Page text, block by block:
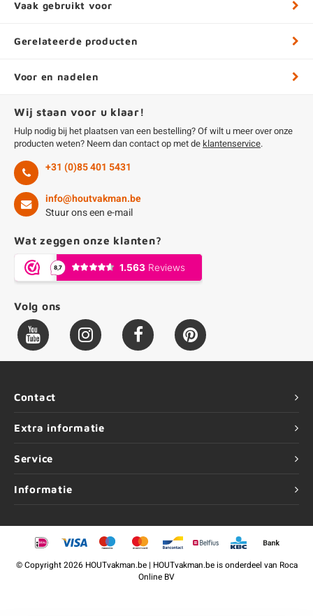
Vaak gebruikt voor
Gerelateerde producten
Voor en nadelen
Wij staan voor u klaar!
Hulp nodig bij het plaatsen van een bestelling? Of wilt u meer over onze
producten weten? Neem dan contact op met de klantenservice.
+31 (0)85 401 5431
info@houtvakman.be
Stuur ons een e-mail
Wat zeggen onze klanten?
Volg ons
Contact
Extra informatie
Service
Informatie
©Copyright2026 HOUTvakman.be | HOUTvakman.be is onderdeel van Roca
Online BV